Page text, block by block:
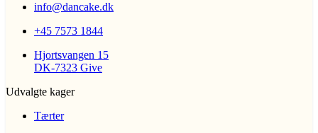
info@dancake.dk
+45 7573 1844
Hjortsvangen 15
DK-7323 Give
Udvalgte kager
Tærter